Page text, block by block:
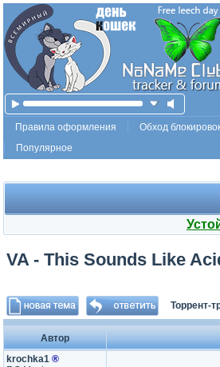
Правила оформления
Обход
Популярное
VA - This Sounds Like
Торрент-
Автор
krochka1 ®